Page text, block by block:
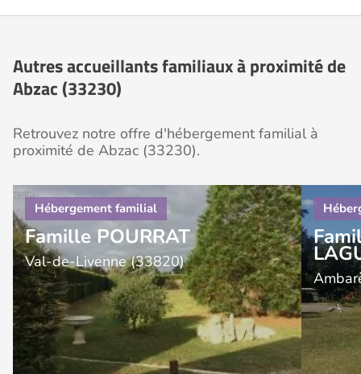
Autres accueillants familiaux à proximité de
Abzac (33230)
Retrouvez notre offre d'hébergement familial à
proximité de Abzac (33230).
Famille POURRAT
Val-de-Livenne (33820)